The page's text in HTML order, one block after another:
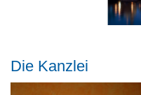
Die Kanzlei